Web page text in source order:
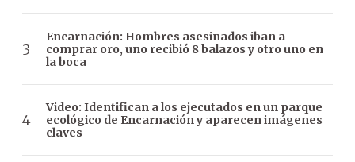
Encarnación: Hombres asesinados iban a
comprar oro, uno recibió 8 balazos y otro uno en
la boca
Video: Identifican a los ejecutados en un parque
ecológico de Encarnación y aparecen imágenes
claves